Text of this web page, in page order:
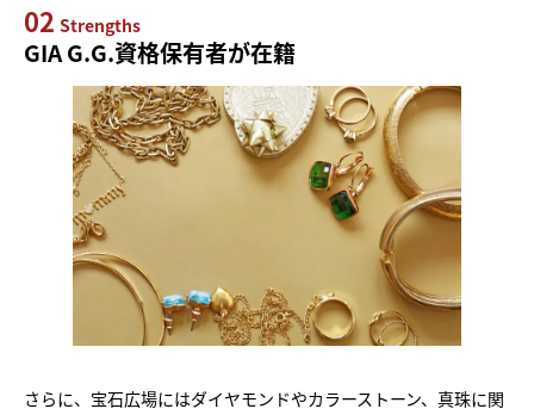
02 Strengths
GIA G.G.資格保有者が在籍
さらに、宝石広場にはダイヤモンドやカラーストーン、真珠に関